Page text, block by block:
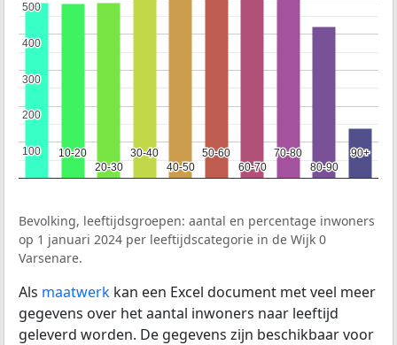
10-20
10-20
20-30
20-30
30-40
30-40
40-50
40-50
50-60
50-60
60-70
60-70
70-80
70-80
80-90
80-90
90+
90+
100
100
200
200
300
300
400
400
500
500
Bevolking, leeftijdsgroepen: aantal en percentage inwoners
op 1 januari 2024 per leeftijdscategorie in de Wijk 0
Varsenare.
Als maatwerk kan een Excel document met veel meer
gegevens over het aantal inwoners naar leeftijd
geleverd worden. De gegevens zijn beschikbaar voor